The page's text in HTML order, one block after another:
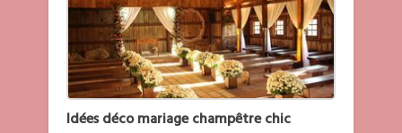
Idées déco mariage champêtre chic